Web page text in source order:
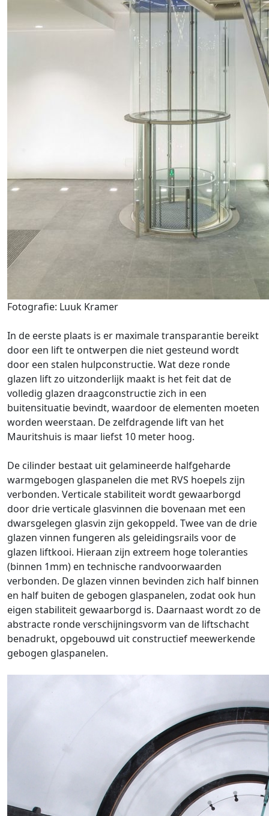
Fotografie: Luuk Kramer
In de eerste plaats is er maximale transparantie bereikt
door een lift te ontwerpen die niet gesteund wordt
door een stalen hulpconstructie. Wat deze ronde
glazen lift zo uitzonderlijk maakt is het feit dat de
volledig glazen draagconstructie zich in een
buitensituatie bevindt, waardoor de elementen moeten
worden weerstaan. De zelfdragende lift van het
Mauritshuis is maar liefst 10 meter hoog.
De cilinder bestaat uit gelamineerde halfgeharde
warmgebogen glaspanelen die met RVS hoepels zijn
verbonden. Verticale stabiliteit wordt gewaarborgd
door drie verticale glasvinnen die bovenaan met een
dwarsgelegen glasvin zijn gekoppeld. Twee van de drie
glazen vinnen fungeren als geleidingsrails voor de
glazen liftkooi. Hieraan zijn extreem hoge toleranties
(binnen 1mm) en technische randvoorwaarden
verbonden. De glazen vinnen bevinden zich half binnen
en half buiten de gebogen glaspanelen, zodat ook hun
eigen stabiliteit gewaarborgd is. Daarnaast wordt zo de
abstracte ronde verschijningsvorm van de liftschacht
benadrukt, opgebouwd uit constructief meewerkende
gebogen glaspanelen.